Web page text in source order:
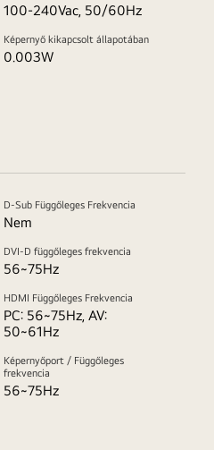
100-240Vac, 50/60Hz
Képernyő kikapcsolt állapotában
0.003W
D-Sub Függőleges Frekvencia
Nem
DVI-D függőleges frekvencia
56~75Hz
HDMI Függőleges Frekvencia
PC: 56~75Hz, AV:
50~61Hz
Képernyőport / Függőleges
frekvencia
56~75Hz